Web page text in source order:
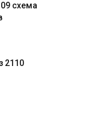
схема
2110